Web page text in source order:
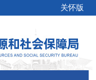
关怀版